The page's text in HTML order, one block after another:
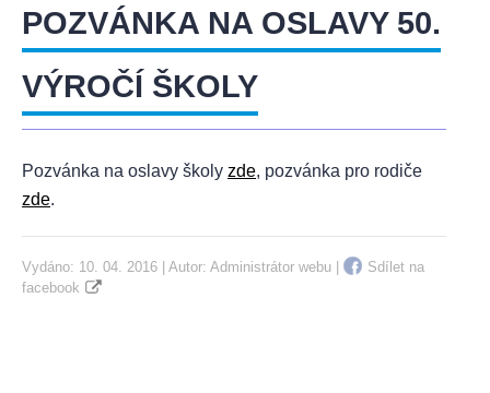
POZVÁNKA NA OSLAVY 50.
VÝROČÍ ŠKOLY
Pozvánka na oslavy školy zde, pozvánka pro rodiče
zde.
Vydáno: 10. 04. 2016 | Autor: Administrátor webu
Sdílet na
facebook